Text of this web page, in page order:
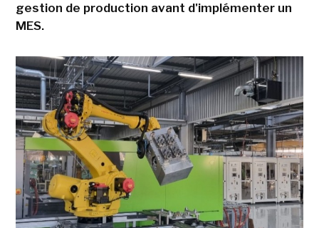
gestion de production avant d'implémenter un
MES.